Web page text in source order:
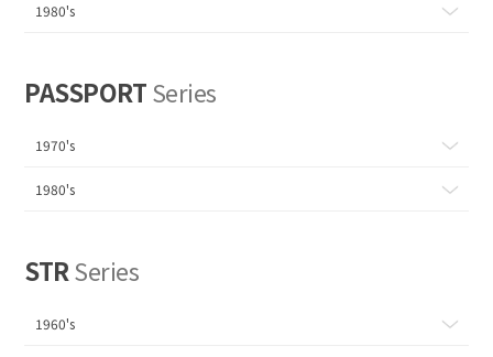
1980's
PASSPORTSeries
1970's
1980's
STRSeries
1960's